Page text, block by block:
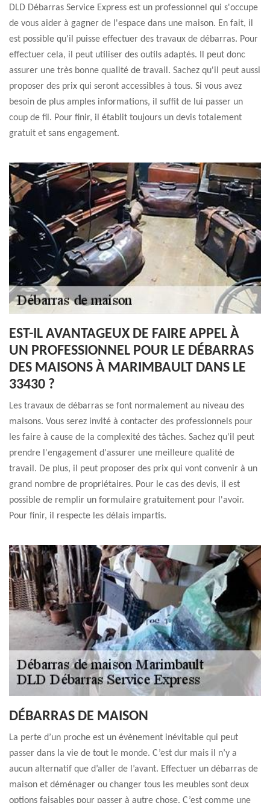
DLD Débarras Service Express est un professionnel qui s'occupe
de vous aider à gagner de l'espace dans une maison. En fait, il
est possible qu'il puisse effectuer des travaux de débarras. Pour
effectuer cela, il peut utiliser des outils adaptés. Il peut donc
assurer une très bonne qualité de travail. Sachez qu'il peut aussi
proposer des prix qui seront accessibles à tous. Si vous avez
besoin de plus amples informations, il suffit de lui passer un
coup de fil. Pour finir, il établit toujours un devis totalement
gratuit et sans engagement.
EST-IL AVANTAGEUX DE FAIRE APPEL À
UN PROFESSIONNEL POUR LE DÉBARRAS
DES MAISONS À MARIMBAULT DANS LE
33430 ?
Les travaux de débarras se font normalement au niveau des
maisons. Vous serez invité à contacter des professionnels pour
les faire à cause de la complexité des tâches. Sachez qu'il peut
prendre l'engagement d'assurer une meilleure qualité de
travail. De plus, il peut proposer des prix qui vont convenir à un
grand nombre de propriétaires. Pour le cas des devis, il est
possible de remplir un formulaire gratuitement pour l'avoir.
Pour finir, il respecte les délais impartis.
DÉBARRAS DE MAISON
La perte d’un proche est un évènement inévitable qui peut
passer dans la vie de tout le monde. C’est dur mais il n’y a
aucun alternatif que d’aller de l’avant. Effectuer un débarras de
maison et déménager ou changer tous les meubles sont deux
options faisables pour passer à autre chose. C’est comme une